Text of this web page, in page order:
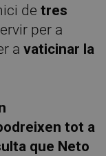
de tres
per a
avaticinar la
tot a
que Neto